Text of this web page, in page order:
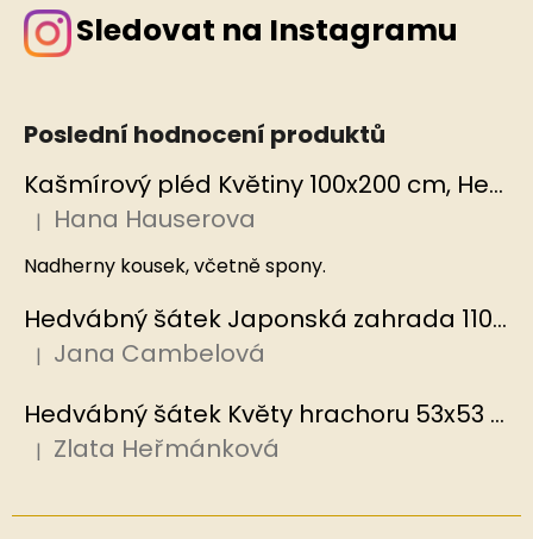
Sledovat na Instagramu
Poslední hodnocení produktů
Kašmírový pléd Květiny 100x200 cm, Hedvábný svět
Hodnocení produktu je 5 z 5 hvězdiček.
| Hana Hauserova
Nadherny kousek, včetně spony.
Hedvábný šátek Japonská zahrada 110x110 cm v dárkovém balení, HEDVÁBNÝ SVĚT
Hodnocení produktu je 5 z 5 hvězdiček.
| Jana Cambelová
Hedvábný šátek Květy hrachoru 53x53 cm v dárkovém balení, HEDVÁBNÝ SVĚT
Hodnocení produktu je 5 z 5 hvězdiček.
| Zlata Heřmánková